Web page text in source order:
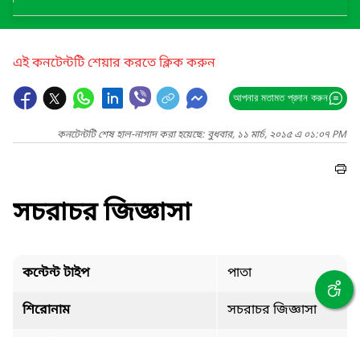
এই কনটেন্টটি শেয়ার করতে ক্লিক করুন
আপনার মতামত প্রদান করুন
কনটেন্টটি শেষ হাল-নাগাদ করা হয়েছে: বুধবার, ১১ মার্চ, ২০১৫ এ ০১:০৭ PM
সচরাচর জিজ্ঞাসা
কন্টেন্ট টাইপ পাতা
শিরোনাম সচরাচর জিজ্ঞাসা